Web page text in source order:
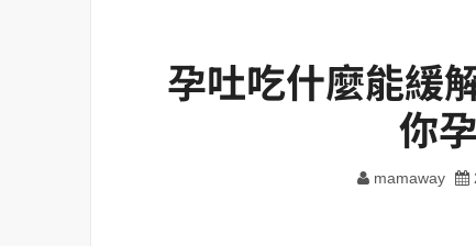
孕吐吃什麼能緩
你
mamaway